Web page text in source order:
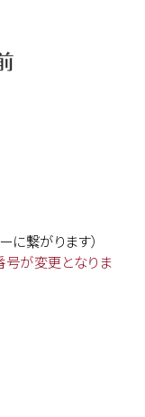
に繋がります）
号が変更となりま